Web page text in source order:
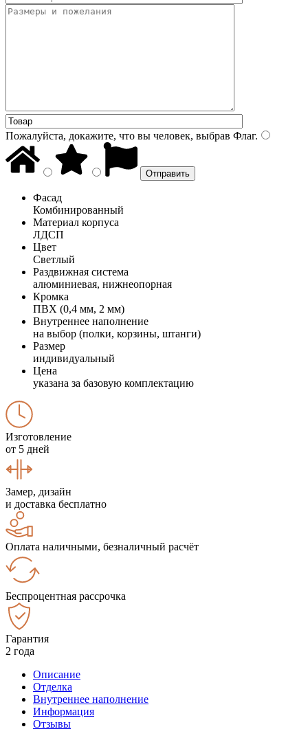
Пожалуйста, докажите, что вы человек, выбрав Флаг.
Фасад
Комбинированный
Материал корпуса
ЛДСП
Цвет
Светлый
Раздвижная система
алюминиевая, нижнеопорная
Кромка
ПВХ (0,4 мм, 2 мм)
Внутреннее наполнение
на выбор (полки, корзины, штанги)
Размер
индивидуальный
Цена
указана за базовую комплектацию
Изготовление
от 5 дней
Замер, дизайн
и доставка бесплатно
Оплата наличными, безналичный расчёт
Беспроцентная рассрочка
Гарантия
2 года
Описание
Отделка
Внутреннее наполнение
Информация
Отзывы